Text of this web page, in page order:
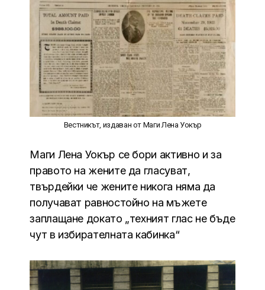
Вестникът, издаван от Маги Лена Уокър
Маги Лена Уокър се бори активно и за
правото на жените да гласуват,
твърдейки че жените никога няма да
получават равностойно на мъжете
заплащане докато „техният глас не бъде
чут в избирателната кабинка“